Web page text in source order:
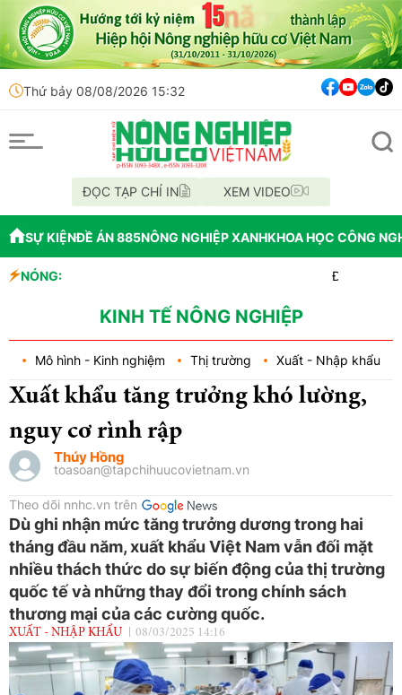
Thứ bảy 08/08/2026 15:32
ĐỌC TẠP CHÍ IN XEM VIDEO
SỰ KIỆNĐỀ ÁN 885NÔNG NGHIỆP XANHKHOA HỌC CÔNG
NÓNG:
Đắk Lắk tổ chức
Tổ chức lấy mẫu
KINH TẾ NÔNG NGHIỆP
Mô hình - Kinh nghiệm Thị trường Xuất - Nhập khẩu
Xuất khẩu tăng trưởng khó lường,
nguy cơ rình rập
Thúy Hồng
toasoan@tapchihuucovietnam.vn
Theo dõi nnhc.vn trên
Dù ghi nhận mức tăng trưởng dương trong hai
tháng đầu năm, xuất khẩu Việt Nam vẫn đối mặt
nhiều thách thức do sự biến động của thị trường
quốc tế và những thay đổi trong chính sách
thương mại của các cường quốc.
XUẤT - NHẬP KHẨU 08/03/2025 14:16